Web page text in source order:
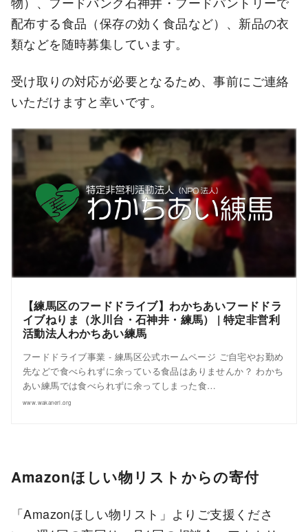
配布する食品（保存の効く食品など）、新品の衣
類などを随時募集しています。
受け取りの対応が必要となるため、事前にご連絡
いただけますと幸いです。
【練馬区のフードドライブ】わかちあいフードドラ
イブねりま（氷川台・石神井・練馬） | 特定非営利
活動法人わかちあい練馬
フードドライブ事業 - 練馬区公式ホームページ ご自宅やお勤め
先などで食べられずに余っている食品はありませんか？ わかち
あい練馬では食べられずに余ってしまった食…
www.wakaneri.org
Amazonほしい物リストからの寄付
「Amazonほしい物リスト」よりご支援くださ